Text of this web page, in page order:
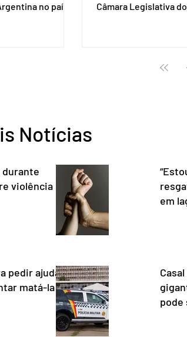
no país,
democráticas,
Câmara Legislativa
deputada distrital
Notícias
durante
violência
pedir ajuda
matá-la
em
pode